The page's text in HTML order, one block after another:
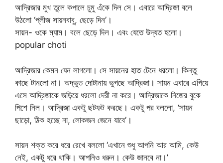
আদ্রিজার মুখ তুলে কপালে চুমু এঁকে দিল সে। এবারে আদ্রিজা বলে
উঠলো ‘প্লীজ সায়নবাবু, ছেড়ে দিন’।
সায়ন- ওকে ম্যাম। বলে ছেড়ে দিল। এবং যেতে উদ্যত হলো।
popular choti
আদ্রিজার কেমন যেন লাগলো। সে সায়নের হাত টেনে ধরলো। কিন্তু
কাছে টানলো না। অদ্ভুত দোটানায় ভুগছে আদ্রিজা। সায়ন এবারে এগিয়ে
এসে আদ্রিজাকে জড়িয়ে ধরলো দেরী না করে। আদ্রিজাকে নিজের বুকে
পিশে নিল। আদ্রিজা একটু ছটফট করছে। একটু পর বললো, ‘সায়ন
ছাড়ো, ঠিক হচ্ছে না, লোকজন জেনে যাবে’।
সায়ন শক্ত করে ধরে রেখে বললো ‘এখানে শুধু আপনি আর আমি, কেউ
নেই, একটু ধরে থাকি। আপনিও ধরুন। কেউ জানবে না।’